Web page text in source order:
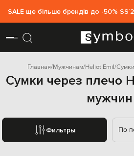
SALE ще більше брендів до -50%
Главная Мужчинам Heliot Emil Сумки
Сумки через плечо
мужчин
Фильтры По